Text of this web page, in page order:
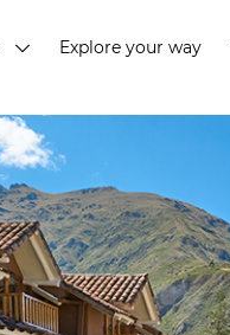
Explore your way